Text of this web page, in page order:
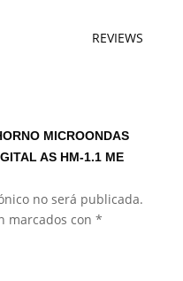
REVIEWS
MICROONDAS
AS HM-1.1 ME
no será publicada.
marcados con *